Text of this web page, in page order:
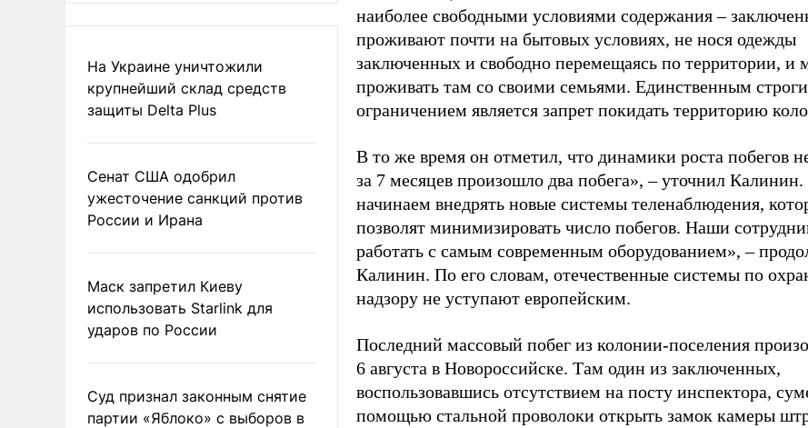
На Украине уничтожили
крупнейший склад средств
защиты Delta Plus
Сенат США одобрил
ужесточение санкций против
России и Ирана
Маск запретил Киеву
использовать Starlink для
ударов по России
Суд признал законным снятие
партии «Яблоко» с выборов в
наиболее свободными условиями содержания –
проживают почти на бытовых условиях, не нося одежды
заключенных и свободно перемещаясь по территории, и
проживать там со своими семьями. Единственным
ограничением является запрет покидать территорию
В то же время он отметил, что динамики роста побегов
за 7 месяцев произошло два побега», – уточнил
начинаем внедрять новые системы теленаблюдения,
позволят минимизировать число побегов. Наши
работать с самым современным оборудованием», –
Калинин. По его словам, отечественные системы по
надзору не уступают европейским.
Последний массовый побег из колонии-поселения
6 августа в Новороссийске. Там один из заключенных,
воспользовавшись отсутствием на посту инспектора,
помощью стальной проволоки открыть замок камеры